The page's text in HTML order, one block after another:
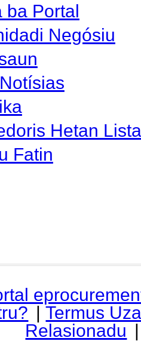
ba Portal
Negósiu
Hetan
Fatin
|Termus
Relasionadu